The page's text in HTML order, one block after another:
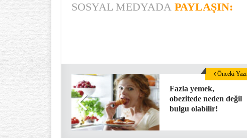
SOSYAL MEDYADA PAYLAŞIN:
Fazla yemek,
obezitede neden değil
bulgu olabilir!
Önceki Yazı